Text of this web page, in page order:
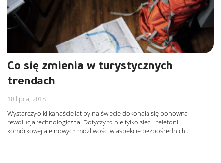
Co się zmienia w turystycznych
trendach
18 lipca, 2018
Wystarczyło kilkanaście lat by na świecie dokonała się ponowna
rewolucja technologiczna. Dotyczy to nie tylko sieci i telefonii
komórkowej ale nowych możliwości w aspekcie bezpośrednich…